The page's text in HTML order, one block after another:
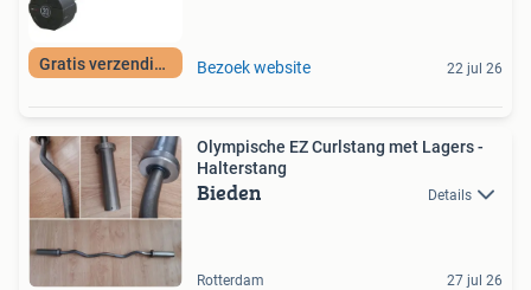
Gratis verzending Bezoek website 22 jul 26
Olympische EZ Curlstang met Lagers -
Halterstang
Bieden Details
Rotterdam 27 jul 26